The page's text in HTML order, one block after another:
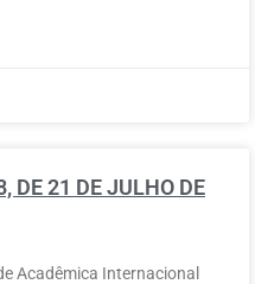
DE 21 DE JULHO DE
Acadêmica Internacional